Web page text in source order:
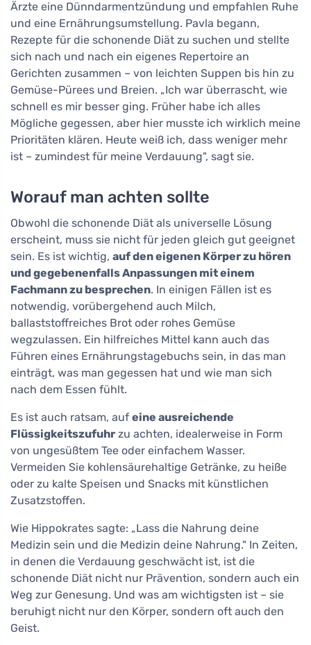
Ärzte eine Dünndarmentzündung und empfahlen Ruhe
und eine Ernährungsumstellung. Pavla begann,
Rezepte für die schonende Diät zu suchen und stellte
sich nach und nach ein eigenes Repertoire an
Gerichten zusammen – von leichten Suppen bis hin zu
Gemüse-Pürees und Breien. „Ich war überrascht, wie
schnell es mir besser ging. Früher habe ich alles
Mögliche gegessen, aber hier musste ich wirklich meine
Prioritäten klären. Heute weiß ich, dass weniger mehr
ist – zumindest für meine Verdauung", sagt sie.
Worauf man achten sollte
Obwohl die schonende Diät als universelle Lösung
erscheint, muss sie nicht für jeden gleich gut geeignet
sein. Es ist wichtig, auf den eigenen Körper zu hören
und gegebenenfalls Anpassungen mit einem
Fachmann zu besprechen. In einigen Fällen ist es
notwendig, vorübergehend auch Milch,
ballaststoffreiches Brot oder rohes Gemüse
wegzulassen. Ein hilfreiches Mittel kann auch das
Führen eines Ernährungstagebuchs sein, in das man
einträgt, was man gegessen hat und wie man sich
nach dem Essen fühlt.
Es ist auch ratsam, auf eine ausreichende
Flüssigkeitszufuhr zu achten, idealerweise in Form
von ungesüßtem Tee oder einfachem Wasser.
Vermeiden Sie kohlensäurehaltige Getränke, zu heiße
oder zu kalte Speisen und Snacks mit künstlichen
Zusatzstoffen.
Wie Hippokrates sagte: „Lass die Nahrung deine
Medizin sein und die Medizin deine Nahrung." In Zeiten,
in denen die Verdauung geschwächt ist, ist die
schonende Diät nicht nur Prävention, sondern auch ein
Weg zur Genesung. Und was am wichtigsten ist – sie
beruhigt nicht nur den Körper, sondern oft auch den
Geist.